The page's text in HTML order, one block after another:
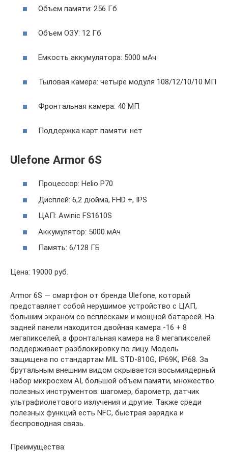
Объем памяти: 256 Гб
Объем ОЗУ: 12 Гб
Емкость аккумулятора: 5000 мАч
Тыловая камера: четыре модуля 108/12/10/10 МП
Фронтальная камера: 40 МП
Поддержка карт памяти: нет
Ulefone Armor 6S
Процессор: Helio P70
Дисплей: 6,2 дюйма, FHD +, IPS
ЦАП: Awinic FS1610S
Аккумулятор: 5000 мАч
Память: 6/128 ГБ
Цена: 19000 руб.
Armor 6S — смартфон от бренда Ulefone, который
представляет собой нерушимое устройство с ЦАП,
большим экраном со всплесками и мощной батареей. На
задней панели находится двойная камера -16 + 8
мегапикселей, а фронтальная камера на 8 мегапикселей
поддерживает разблокировку по лицу. Модель
защищена по стандартам MIL STD-810G, IP69K, IP68. За
брутальным внешним видом скрывается восьмиядерный
набор микросхем AI, большой объем памяти, множество
полезных инструментов: шагомер, барометр, датчик
ультрафиолетового излучения и другие. Также среди
полезных функций есть NFC, быстрая зарядка и
беспроводная связь.
Преимущества: